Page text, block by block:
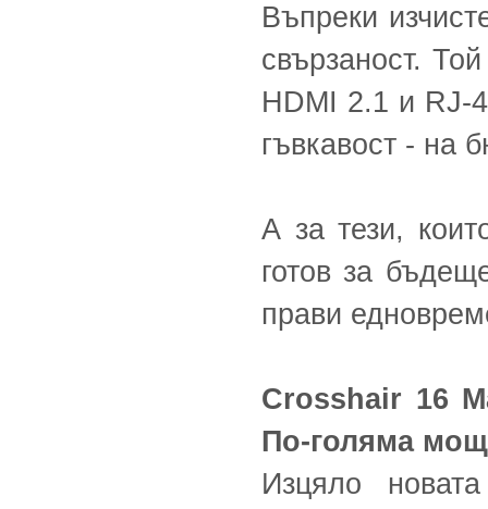
Въпреки
свързаност.
HDMI 2.1 и RJ-
гъвкавост - на
А за тези,
готов за
прави
Crosshair 16
По-голяма
Изцяло